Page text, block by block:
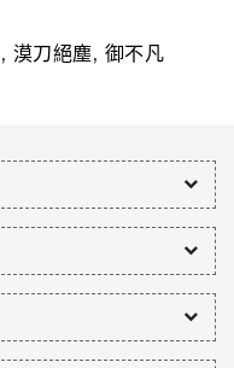
, 漠刀絕塵, 御不凡